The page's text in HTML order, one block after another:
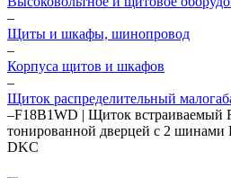
–
Щиты и шкафы, шинопровод
–
Корпуса щитов и шкафов
–
Щиток распределительный
–F18B1WD | Щиток встраиваемый
тонированной дверцей с 2 шинами
DKC